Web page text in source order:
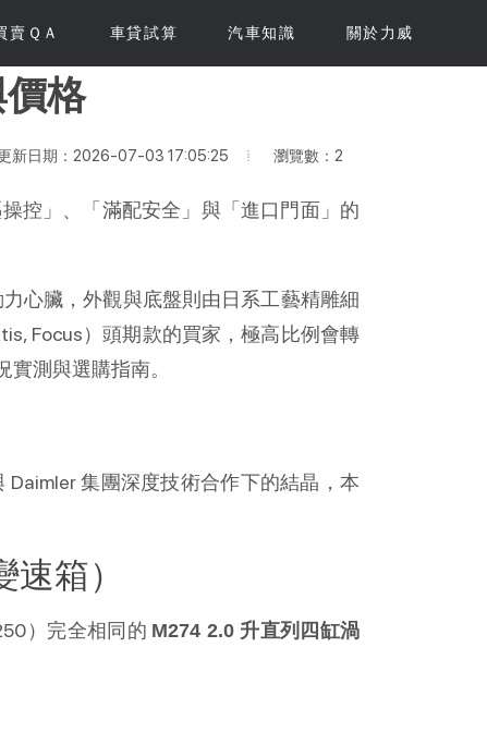
賣ＱＡ 車貸試算 汽車知識 關於力威
格
新日期：2026-07-03 17:05:25 瀏覽數：2
控」、「滿配安全」與「進口門面」的
心臟，外觀與底盤則由日系工藝精雕細
Focus）頭期款的買家，極高比例會轉
測與選購指南。
集團深度技術合作下的結晶，本
箱）
）完全相同的 M274 2.0 升直列四缸渦